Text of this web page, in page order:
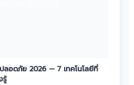
ปลอดภัย 2026 — 7 เทคโนโลยีที่
รู้